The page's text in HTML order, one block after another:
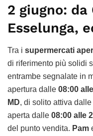
2 giugno: da
Esselunga,
Tra i supermercati
di riferimento più solidi
entrambe segnalate in
apertura dalle 08:00
MD, di solito attiva dalle
aperta dalle 08:00 alle
del punto vendita. Pam